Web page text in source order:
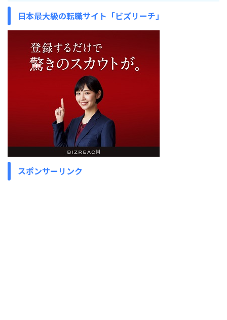
日本最大級の転職サイト「ビズリーチ」
スポンサーリンク